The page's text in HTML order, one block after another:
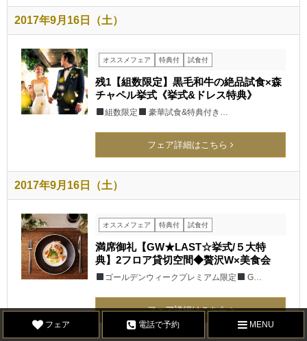
2017年9月16日（土）
オススメフェア 特典付 試食付
残1【組数限定】黒毛和牛の絶品試食×森
チャペル挙式《挙式&ドレス特典》
組数限定 豪華試食&特典付き…
フェア詳細はこちら
2017年9月16日（土）
オススメフェア 特典付 試食付
満席御礼【GW★LAST☆挙式/５大特
典】2フロア貸切空間◆贅沢W×美食会
ゴールデンウィークプレミアム限定 G…
フェア詳細はこちら
フェア 電話で予約 MENU